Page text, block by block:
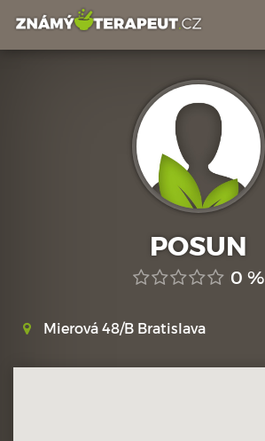
POSUN
0 %
Mierová 48/B Bratislava